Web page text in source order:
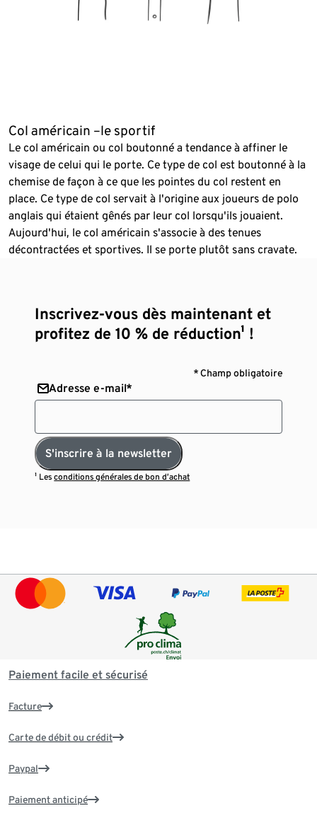
Col américain –le sportif
Le col américain ou col boutonné a tendance à affiner le
visage de celui qui le porte. Ce type de col est boutonné à la
chemise de façon à ce que les pointes du col restent en
place. Ce type de col servait à l'origine aux joueurs de polo
anglais qui étaient gênés par leur col lorsqu'ils jouaient.
Aujourd'hui, le col américain s'associe à des tenues
décontractées et sportives. Il se porte plutôt sans cravate.
Inscrivez-vous dès maintenant et
profitez de 10 % de réduction¹ !
* Champ obligatoire
Adresse e-mail*
S'inscrire à la newsletter
¹ Lesconditions générales de bon d’achat
Paiement facile et sécurisé
Facture
Carte de débit ou crédit
Paypal
Paiement anticipé